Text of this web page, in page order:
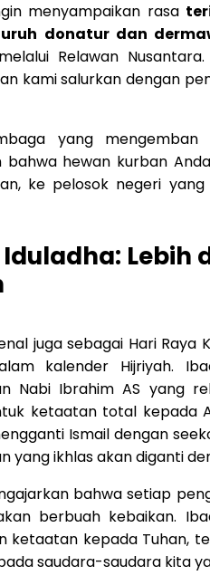
menyampaikan rasa
donatur dan
Relawan
kami salurkan dengan
yang
bahwa hewan kurban
ke pelosok negeri
Lebih
juga sebagai Hari
kalender Hijriyah.
Nabi Ibrahim AS yang
ketaatan total kepada
Ismail dengan
yang ikhlas akan diganti
bahwa setiap
berbuah kebaikan.
ketaatan kepada Tuhan,
saudara-saudara kita